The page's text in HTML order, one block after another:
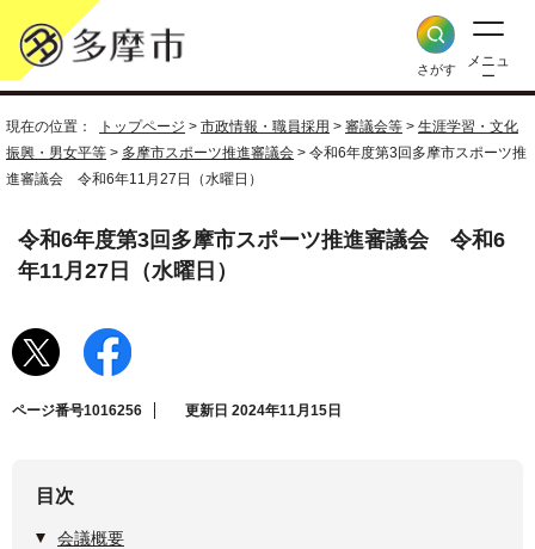
さがす
メニュ
ー
現在の位置： トップページ > 市政情報・職員採用 > 審議会等 > 生涯学習・文化
振興・男女平等 > 多摩市スポーツ推進審議会 > 令和6年度第3回多摩市スポーツ推
進審議会 令和6年11月27日（水曜日）
令和6年度第3回多摩市スポーツ推進審議会 令和6
年11月27日（水曜日）
ページ番号1016256 更新日 2024年11月15日
目次
会議概要